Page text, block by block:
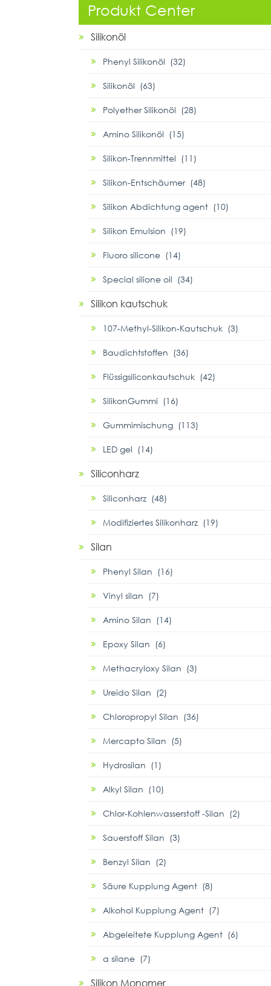
Produkt Center
Silikonöl
Phenyl Silikonöl (32)
Silikonöl (63)
Polyether Silikonöl (28)
Amino Silikonöl (15)
Silikon-Trennmittel (11)
Silikon-Entschäumer (48)
Silikon Abdichtung agent (10)
Silikon Emulsion (19)
Fluoro silicone (14)
Special silione oil (34)
Silikon kautschuk
107-Methyl-Silikon-Kautschuk (3)
Baudichtstoffen (36)
Flüssigsiliconkautschuk (42)
SilikonGummi (16)
Gummimischung (113)
LED gel (14)
Siliconharz
Siliconharz (48)
Modifiziertes Silikonharz (19)
Silan
Phenyl Silan (16)
Vinyl silan (7)
Amino Silan (14)
Epoxy Silan (6)
Methacryloxy Silan (3)
Ureido Silan (2)
Chloropropyl Silan (36)
Mercapto Silan (5)
Hydrosilan (1)
Alkyl Silan (10)
Chlor-Kohlenwasserstoff -Silan (2)
Sauerstoff Silan (3)
Benzyl Silan (2)
Säure Kupplung Agent (8)
Alkohol Kupplung Agent (7)
Abgeleitete Kupplung Agent (6)
α silane (7)
Silikon Monomer